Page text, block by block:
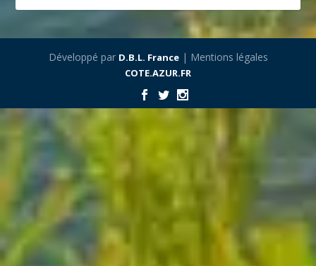
Développé par D.B.L. France| Mentions légales
COTE.AZUR.FR